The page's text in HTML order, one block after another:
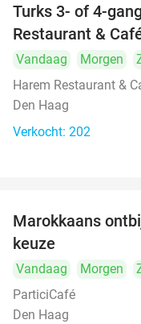
Turks 3- of 4-
Restaurant &
Vandaag Morgen
Harem Restaurant &
Den Haag
Verkocht: 202
Marokkaans
keuze
Vandaag Morgen
ParticiCafé
Den Haag